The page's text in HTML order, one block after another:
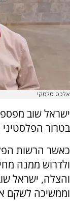
אלכס סלסקי
ישראל שוב
בטרור
כאשר הרשות
ולדרוש ממנה
והצלה, ישראל
וממשיכה לשקם